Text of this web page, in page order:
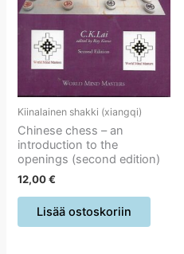
Kiinalainen shakki (xiangqi)
Chinese chess – an
introduction to the
openings (second edition)
12,00€
Lisää ostoskoriin